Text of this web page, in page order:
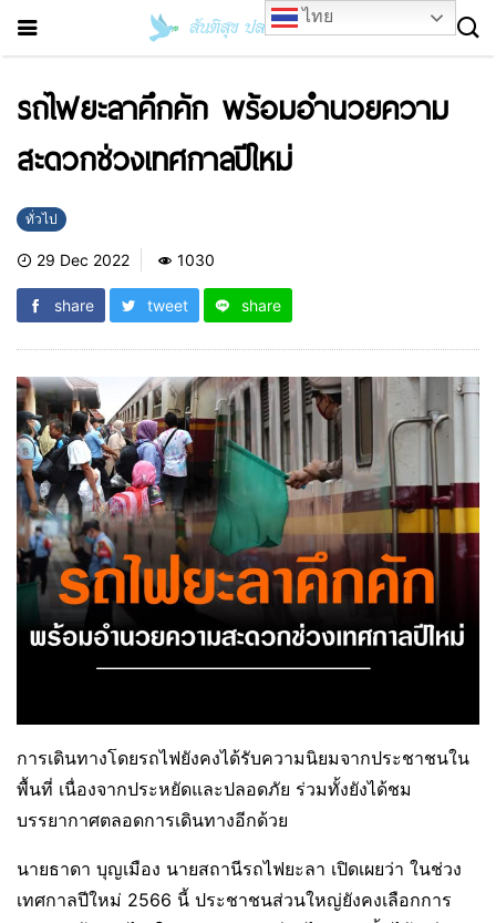
รถไฟยะลาคึกคัก พร้อมอำนวยความ
สะดวกช่วงเทศกาลปีใหม่
ทั่วไป
29 Dec 2022 1030
share tweet share
การเดินทางโดยรถไฟยังคงได้รับความนิยมจากประชาชนใน
พื้นที่ เนื่องจากประหยัดและปลอดภัย ร่วมทั้งยังได้ชม
บรรยากาศตลอดการเดินทางอีกด้วย
นายธาดา บุญเมือง นายสถานีรถไฟยะลา เปิดเผยว่า ในช่วง
เทศกาลปีใหม่ 2566 นี้ ประชาชนส่วนใหญ่ยังคงเลือกการ
ไทย